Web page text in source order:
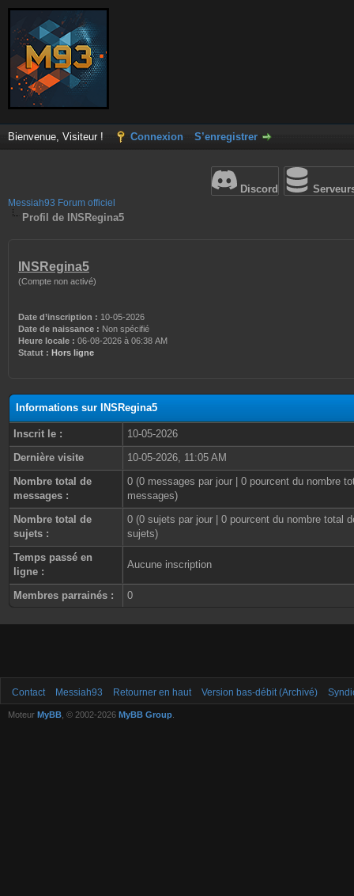
Bienvenue, Visiteur ! Connexion S’enregistrer
Discord
Messiah93 Forum officiel
Profil de INSRegina5
INSRegina5
(Compte non activé)
Date d’inscription : 10-05-2026
Date de naissance : Non spécifié
Heure locale : 06-08-2026 à 06:38 AM
Statut : Hors ligne
Informations sur INSRegina5
Inscrit le :
10-05-2026
Dernière visite
10-05-2026, 11:05 AM
Nombre total de
messages :
0 (0 messages par jour | 0 pourcent du nombre
messages)
Nombre total de
sujets :
0 (0 sujets par jour | 0 pourcent du nombre total
sujets)
Temps passé en
ligne :
Aucune inscription
Membres parrainés : 0
Contact Messiah93 Retourner en haut Version bas-débit (Archivé)
Moteur MyBB , © 2002-2026 MyBB Group